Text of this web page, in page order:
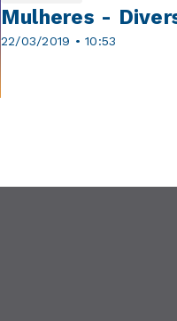
22/03/2019 • 10:53
Mulheres -